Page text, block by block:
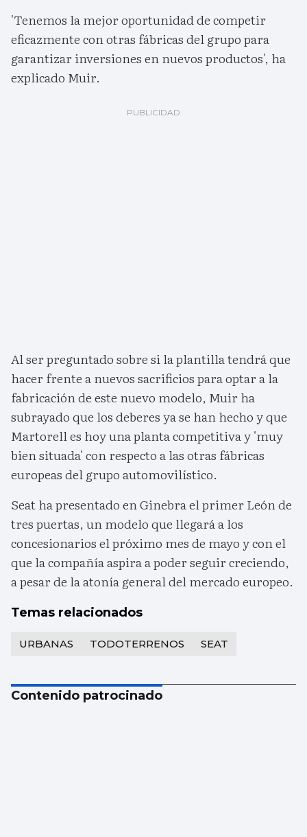
'Tenemos la mejor oportunidad de competir
eficazmente con otras fábricas del grupo para
garantizar inversiones en nuevos productos', ha
explicado Muir.
Al ser preguntado sobre si la plantilla tendrá que
hacer frente a nuevos sacrificios para optar a la
fabricación de este nuevo modelo, Muir ha
subrayado que los deberes ya se han hecho y que
Martorell es hoy una planta competitiva y 'muy
bien situada' con respecto a las otras fábricas
europeas del grupo automovilístico.
Seat ha presentado en Ginebra el primer León de
tres puertas, un modelo que llegará a los
concesionarios el próximo mes de mayo y con el
que la compañía aspira a poder seguir creciendo,
a pesar de la atonía general del mercado europeo.
Temas relacionados
URBANAS TODOTERRENOS SEAT
Contenido patrocinado